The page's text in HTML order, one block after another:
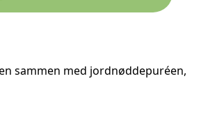
sammen med jordnøddepuréen,